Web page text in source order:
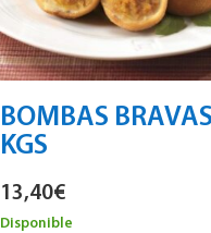
BOMBAS
KGS
13,40€
Disponible